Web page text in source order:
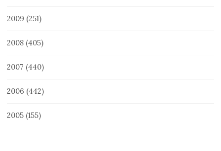
2009 (251)
2008 (405)
2007 (440)
2006 (442)
2005 (155)